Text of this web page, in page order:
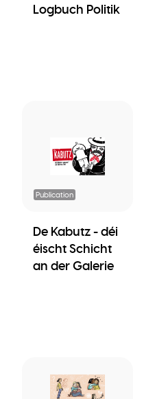
Logbuch Politik
Publication
De Kabutz - déi
éischt Schicht
an der Galerie